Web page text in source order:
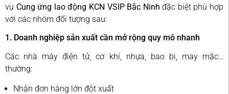
vụ Cung ứng lao động KCN VSIP Bắc Ninh đặc biệt phù hợp
với các nhóm đối tượng sau:
1. Doanh nghiệp sản xuất cần mở rộng quy mô nhanh
Các nhà máy điện tử, cơ khí, nhựa, bao bì, may mặc…
thường:
Nhận đơn hàng lớn đột xuất